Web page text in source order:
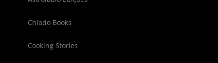
Chiado Books
Cooking Stories